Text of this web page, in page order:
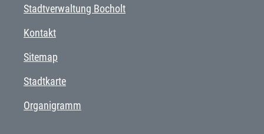
Stadtverwaltung Bocholt
Kontakt
Sitemap
Stadtkarte
Organigramm